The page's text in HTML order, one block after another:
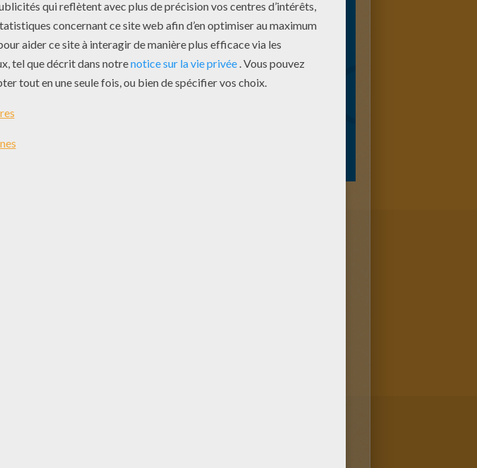
par l'équipe d'Hellokids car il fait partie des
DE PLOÉ. Pour décorer ta chambre, regarde dans la